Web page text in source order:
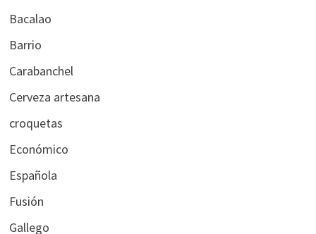
Bacalao
Barrio
Carabanchel
Cerveza artesana
croquetas
Económico
Española
Fusión
Gallego